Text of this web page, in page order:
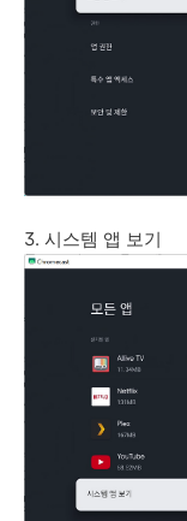
3. 시스템 앱 보기